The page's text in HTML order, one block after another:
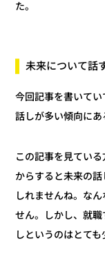
た。
未来について話
今回記事を書いて
話しが多い傾向にあ
この記事を見てい
からすると未来の
しれませんね。な
せん。しかし、就
しというのはとても